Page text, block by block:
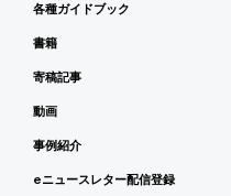
各種ガイドブック
書籍
寄稿記事
動画
事例紹介
eニュースレター配信登録